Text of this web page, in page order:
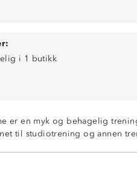
i 1 butikk
er en myk og behagelig
til studiotrening og annen